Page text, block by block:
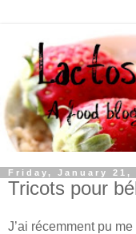
Friday, January 21,
Tricots pour
J’ai récemment pu